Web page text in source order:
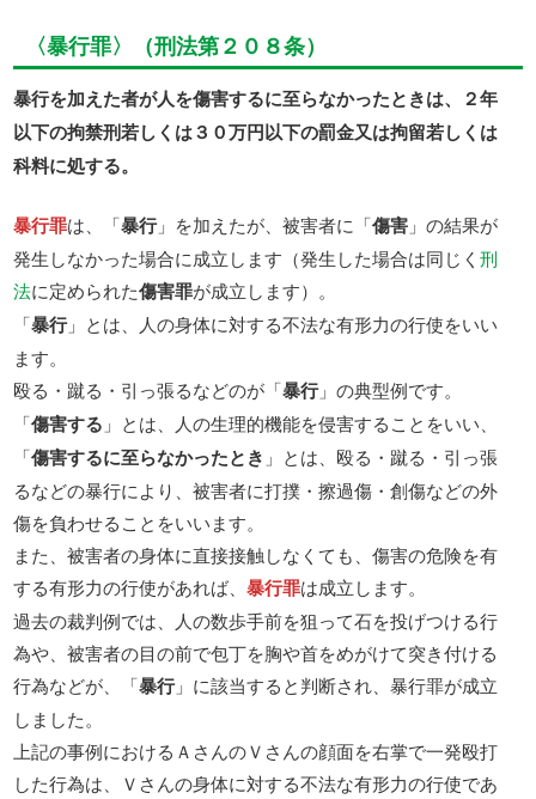
〈暴行罪〉（刑法第２０８条）
暴行を加えた者が人を傷害するに至らなかったときは、２年
以下の拘禁刑若しくは３０万円以下の罰金又は拘留若しくは
科料に処する。
暴行罪は、「暴行」を加えたが、被害者に「傷害 」の結果が
発生しなかった場合に成立します（発生した場合は同じく刑
法に定められた傷害罪が成立します）。
「暴行」とは、人の身体に対する不法な有形力の行使をいい
ます。
殴る・蹴る・引っ張るなどのが「暴行」の典型例です。
「傷害する 」とは、人の生理的機能を侵害することをいい、
「傷害するに至らなかったとき 」とは、殴る・蹴る・引っ張
るなどの暴行により、被害者に打撲・擦過傷・創傷などの外
傷を負わせることをいいます。
また、被害者の身体に直接接触しなくても、傷害の危険を有
する有形力の行使があれば、暴行罪は成立します。
過去の裁判例では、人の数歩手前を狙って石を投げつける行
為や、被害者の目の前で包丁を胸や首をめがけて突き付ける
行為などが、「暴行」に該当すると判断され、暴行罪が成立
しました。
上記の事例におけるＡさんのＶさんの顔面を右掌で一発殴打
した行為は、Ｖさんの身体に対する不法な有形力の行使であ